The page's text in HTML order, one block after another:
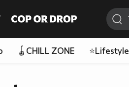
🪀CHILL ZONE ⭐Lifestyle